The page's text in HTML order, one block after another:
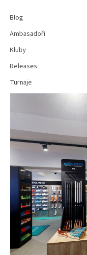
Blog
Ambasadoři
Kluby
Releases
Turnaje